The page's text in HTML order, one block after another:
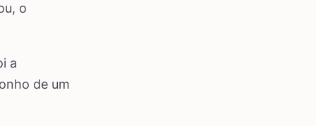
o
a
de um